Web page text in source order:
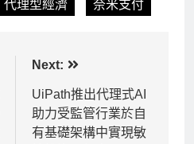
代理型經濟 奈米支付
Next:
UiPath推出代理式AI
助力受監管行業於自
有基礎架構中實現敏